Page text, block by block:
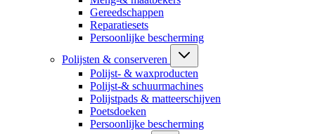
Gereedschappen
Reparatiesets
Persoonlijke bescherming
Polijsten & conserveren
Polijst- & waxproducten
Polijst-& schuurmachines
Polijstpads & matteerschijven
Poetsdoeken
Persoonlijke bescherming